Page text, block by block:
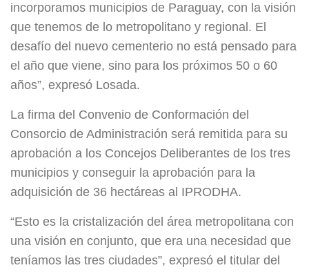
incorporamos municipios de Paraguay, con la visión
que tenemos de lo metropolitano y regional. El
desafío del nuevo cementerio no está pensado para
el año que viene, sino para los próximos 50 o 60
años”, expresó Losada.
La firma del Convenio de Conformación del
Consorcio de Administración será remitida para su
aprobación a los Concejos Deliberantes de los tres
municipios y conseguir la aprobación para la
adquisición de 36 hectáreas al IPRODHA.
“Esto es la cristalización del área metropolitana con
una visión en conjunto, que era una necesidad que
teníamos las tres ciudades”, expresó el titular del